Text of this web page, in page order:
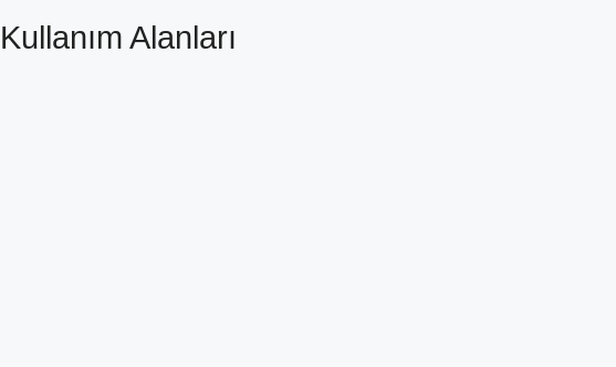
Kullanım Alanları